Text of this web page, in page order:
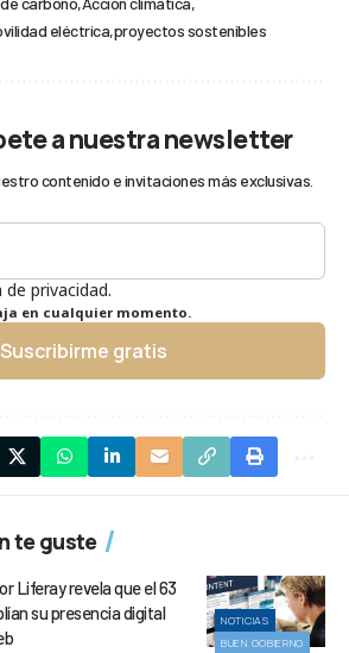
eléctrica proyectos sostenibles
a nuestra newsletter
contenido e invitaciones más exclusivas.
privacidad.
en cualquier momento.
Suscribirme gratis
te guste
NOTICIAS
BUEN GOBIERNO
Liferay revela que el 63
su presencia digital